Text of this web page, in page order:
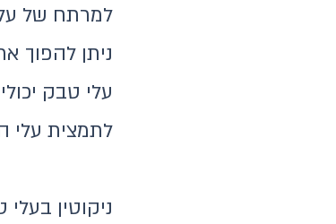
למרתח של
ניתן להפוך
עלי טבק
לתמצית עלי
ניקוטין